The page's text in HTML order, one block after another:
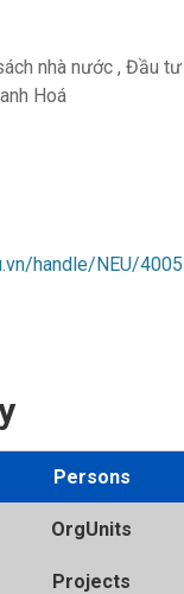
nhà nước , Đầu tư
Hoá
handle/NEU/
Persons
OrgUnits
Projects